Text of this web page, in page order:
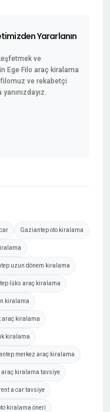
Yararlanın
ve
Ege Filo araç kiralama
ve rekabetçi
Gaziantep oto kiralama
uzun dönem kiralama
lüks araç kiralama
kiralama
araç kiralama
kiralama
merkez araç kiralama
araç kiralama tavsiye
a car tavsiye
kiralama öneri